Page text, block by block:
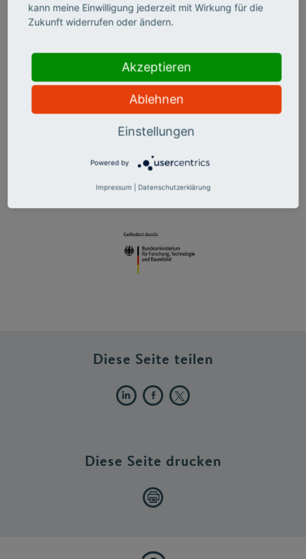
Diese Seite teilen
Diese Seite drucken
kann meine Einwilligung jederzeit mit Wirkung für die
Zukunft widerrufen oder ändern.
Akzeptieren
Ablehnen
Einstellungen
Powered by
Impressum Datenschutzerklärung